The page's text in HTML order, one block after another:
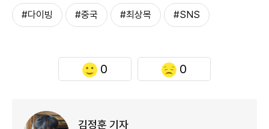
#다이빙 #중국 #최상목 #SNS
0 0
김정훈 기자